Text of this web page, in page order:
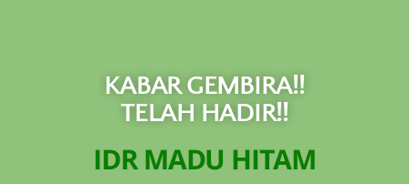
KABAR GEMBIRA!!
TELAH HADIR!!
IDR MADU HITAM
TRANSFER SETELAH SAMPAI KE
REKENING KAMI)